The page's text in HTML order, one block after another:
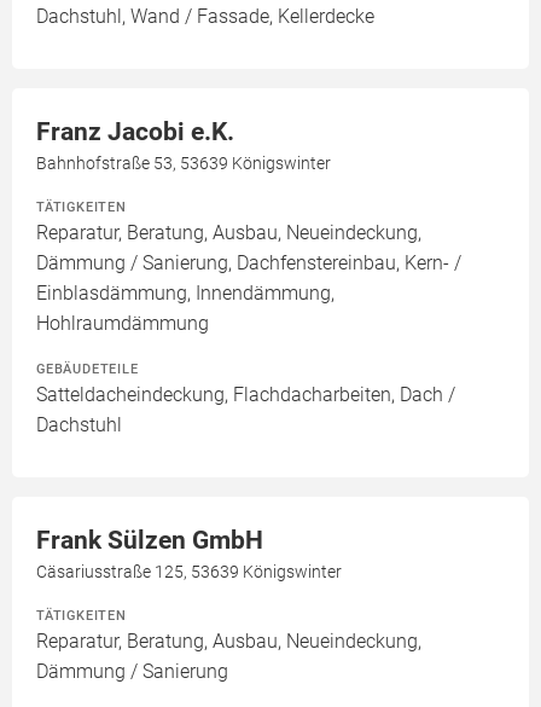
Dachstuhl, Wand / Fassade, Kellerdecke
Franz Jacobi e.K.
Bahnhofstraße 53, 53639 Königswinter
TÄTIGKEITEN
Reparatur, Beratung, Ausbau, Neueindeckung,
Dämmung / Sanierung, Dachfenstereinbau, Kern- /
Einblasdämmung, Innendämmung,
Hohlraumdämmung
GEBÄUDETEILE
Satteldacheindeckung, Flachdacharbeiten, Dach /
Dachstuhl
Frank Sülzen GmbH
Cäsariusstraße 125, 53639 Königswinter
TÄTIGKEITEN
Reparatur, Beratung, Ausbau, Neueindeckung,
Dämmung / Sanierung